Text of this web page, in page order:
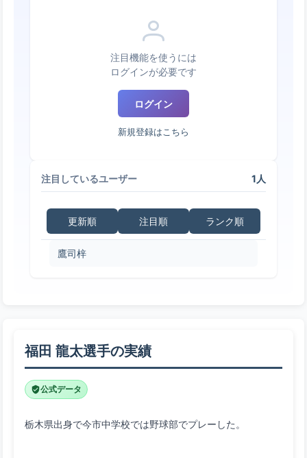
注目機能を使うには
ログインが必要です
ログイン
新規登録はこちら
注目しているユーザー 1人
更新順 注目順 ランク順
鷹司梓
福田 龍太選手の実績
公式データ